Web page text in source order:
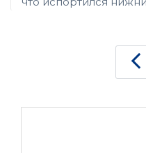
подождать, пока
для замены. Все
раз приезжать, чтобы